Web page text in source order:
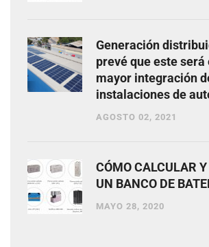
Generación
prevé que este será
mayor integración
instalaciones de
AGOSTO 02, 2021
CÓMO CALCULAR
UN BANCO DE
MAYO 28, 2020